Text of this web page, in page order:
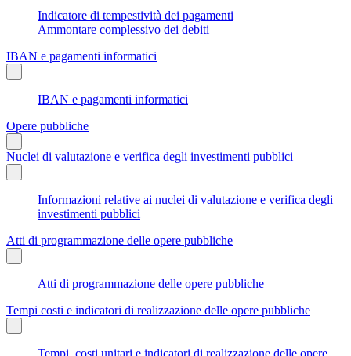
Indicatore di tempestività dei pagamenti
Ammontare complessivo dei debiti
IBAN e pagamenti informatici
IBAN e pagamenti informatici
Opere pubbliche
Nuclei di valutazione e verifica degli investimenti pubblici
Informazioni relative ai nuclei di valutazione e verifica degli
investimenti pubblici
Atti di programmazione delle opere pubbliche
Atti di programmazione delle opere pubbliche
Tempi costi e indicatori di realizzazione delle opere pubbliche
Tempi, costi unitari e indicatori di realizzazione delle opere